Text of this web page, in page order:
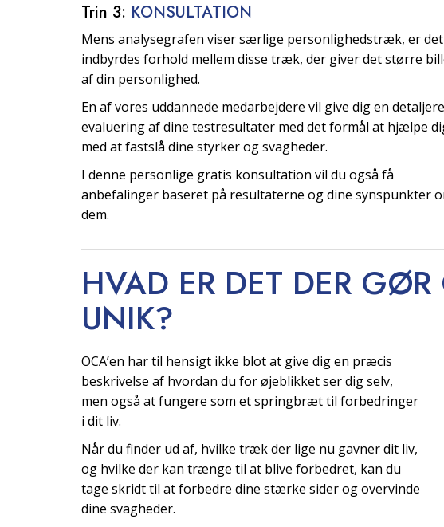
Trin 3: KONSULTATION
Mens analysegrafen viser særlige personlighedstræk, er
indbyrdes forhold mellem disse træk, der giver det større
af din personlighed.
En af vores uddannede medarbejdere vil give dig en
evaluering af dine testresultater med det formål at hjælpe
med at fastslå dine styrker og svagheder.
I denne personlige gratis konsultation vil du også få
anbefalinger baseret på resultaterne og dine synspunkter
dem.
HVAD ER DET DER GØR
UNIK?
OCA’en har til hensigt ikke blot at give dig en præcis
beskrivelse af hvordan du for øjeblikket ser dig selv,
men også at fungere som et springbræt til forbedringer
i dit liv.
Når du finder ud af, hvilke træk der lige nu gavner dit liv,
og hvilke der kan trænge til at blive forbedret, kan du
tage skridt til at forbedre dine stærke sider og overvinde
dine svagheder.